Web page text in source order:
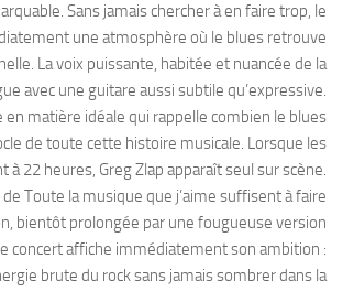
Sans jamais chercher à en faire trop, le
une atmosphère où le blues retrouve
La voix puissante, habitée et nuancée de la
avec une guitare aussi subtile qu’expressive.
en matière idéale qui rappelle combien le blues
de toute cette histoire musicale. Lorsque les
à 22 heures, Greg Zlap apparaît seul sur scène.
Toute la musique que j’aime suffisent à faire
bientôt prolongée par une fougueuse version
concert affiche immédiatement son ambition :
brute du rock sans jamais sombrer dans la